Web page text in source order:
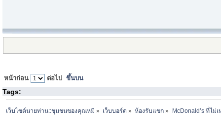
หน้าก่อน ต่อไป ขึ้นบน
Tags:
เว็บไซต์นายท่าน::ชุมชนของคุณหมี » เว็บบอร์ด » ห้องรับแขก » McDonald’s ที่ไ